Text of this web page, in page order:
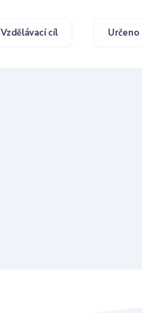
Vzdělávací cíl Určeno